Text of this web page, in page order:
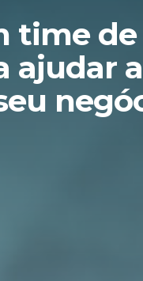
time
ajudar